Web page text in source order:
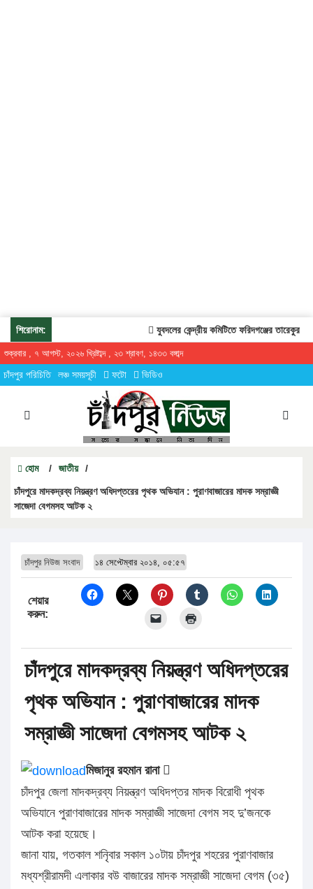
শিরোনাম: যুবদলের কেন্দ্রীয় কমিটিতে ফরিদগঞ্জের তারেকুর রহমান
শুক্রবার , ৭ আগস্ট, ২০২৬ খ্রিষ্টাব্দ , ২৩ শ্রাবণ, ১৪৩৩ বঙ্গাব্দ
চাঁদপুর পরিচিতি লঞ্চ সময়সূচী ফটো ভিডিও
হোম / জাতীয় /
চাঁদপুরে মাদকদ্রব্য নিয়ন্ত্রণ অধিদপ্তরের পৃথক অভিযান : পুরাণবাজারের মাদক সম্রাজ্ঞী
সাজেদা বেগমসহ আটক ২
চাঁদপুর নিউজ সংবাদ ১৪ সেপ্টেম্বার ২০১৪, ০৫:৫৭
শেয়ার
করুন:
চাঁদপুরে মাদকদ্রব্য নিয়ন্ত্রণ অধিদপ্তরের
পৃথক অভিযান : পুরাণবাজারের মাদক
সম্রাজ্ঞী সাজেদা বেগমসহ আটক ২
মিজানুর রহমান রানা 
চাঁদপুর জেলা মাদকদ্রব্য নিয়ন্ত্রণ অধিদপ্তর মাদক বিরোধী পৃথক
অভিযানে পুরাণবাজারের মাদক সম্রাজ্ঞী সাজেদা বেগম সহ দু’জনকে
আটক করা হয়েছে।
জানা যায়, গতকাল শনিৃবার সকাল ১০টায় চাঁদপুর শহরের পুরাণবাজার
মধ্যশ্রীরামদী এলাকার বউ বাজারের মাদক সম্রাজ্ঞী সাজেদা বেগম (৩৫)